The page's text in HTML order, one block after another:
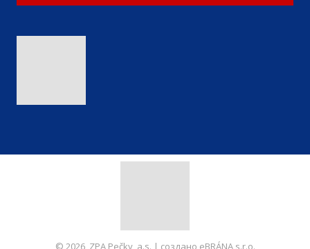
© 2026, ZPA Pečky, a.s. | создано eBRÁNA s.r.o.